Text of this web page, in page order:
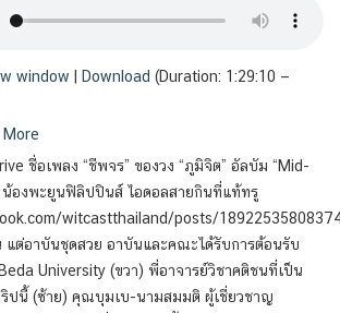
window Download (Duration: 1:29:10 —
More
ชื่อเพลง “ชีพจร” ของวง “ภูมิจิต” อัลบัม “Mid-
น้องพะยูนฟิลิปปินส์ ไอดอลสายกินที่แท้ทรู
witcastthailand/posts/
แต่อาบันชุดสวย อาบันและคณะได้รับการต้อนรับ
University (ขวา) พี่อาจารย์วิชาคติชนที่เป็น
ปนี้ (ซ้าย) คุณบุมเบ-นามสมมติ ผู้เชี่ยวชาญ